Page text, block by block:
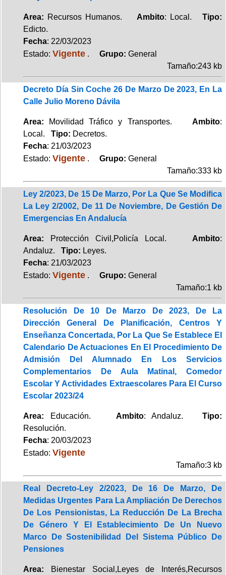
Area: Recursos Humanos. Ambito: Local.Tipo:
Edicto.
Fecha: 22/03/2023
Estado: Vigente . Grupo: General
Tamaño:243 kb
Decreto Día Sin Coche 26 De Marzo De 2023, En La
Calle Julio Moreno Dávila
Area: Movilidad Tráfico y Transportes. Ambito:
Local. Tipo: Decretos.
Fecha: 21/03/2023
Estado: Vigente . Grupo: General
Tamaño:333 kb
Ley 2/2023, De 15 De Marzo, Por La Que Se Modifica
La Ley 2/2002, De 11 De Noviembre, De Gestión De
Emergencias En Andalucía
Area: Protección Civil,Policía Local. Ambito:
Andaluz. Tipo: Leyes.
Fecha: 21/03/2023
Estado: Vigente . Grupo: General
Tamaño:1 kb
Resolución De 10 De Marzo De 2023, De La
Dirección General De Planificación, Centros Y
Enseñanza Concertada, Por La Que Se Establece El
Calendario De Actuaciones En El Procedimiento De
Admisión Del Alumnado En Los Servicios
Complementarios De Aula Matinal, Comedor
Escolar Y Actividades Extraescolares Para El Curso
Escolar 2023/24
Area: Educación. Ambito: Andaluz.Tipo:
Resolución.
Fecha: 20/03/2023
Estado: Vigente
Tamaño:3 kb
Real Decreto-Ley 2/2023, De 16 De Marzo, De
Medidas Urgentes Para La Ampliación De Derechos
De Los Pensionistas, La Reducción De La Brecha
De Género Y El Establecimiento De Un Nuevo
Marco De Sostenibilidad Del Sistema Público De
Pensiones
Area: Bienestar Social,Leyes de Interés,Recursos